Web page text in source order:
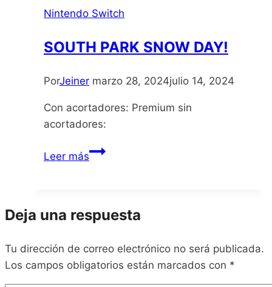
Nintendo Switch
SOUTH PARK SNOW DAY!
PorJeiner marzo 28, 2024julio 14, 2024
Con acortadores: Premium sin
acortadores:
Leer másSOUTH
Deja una respuesta
Tu dirección de correo electrónico no será publicada.
Los campos obligatorios están marcados con *